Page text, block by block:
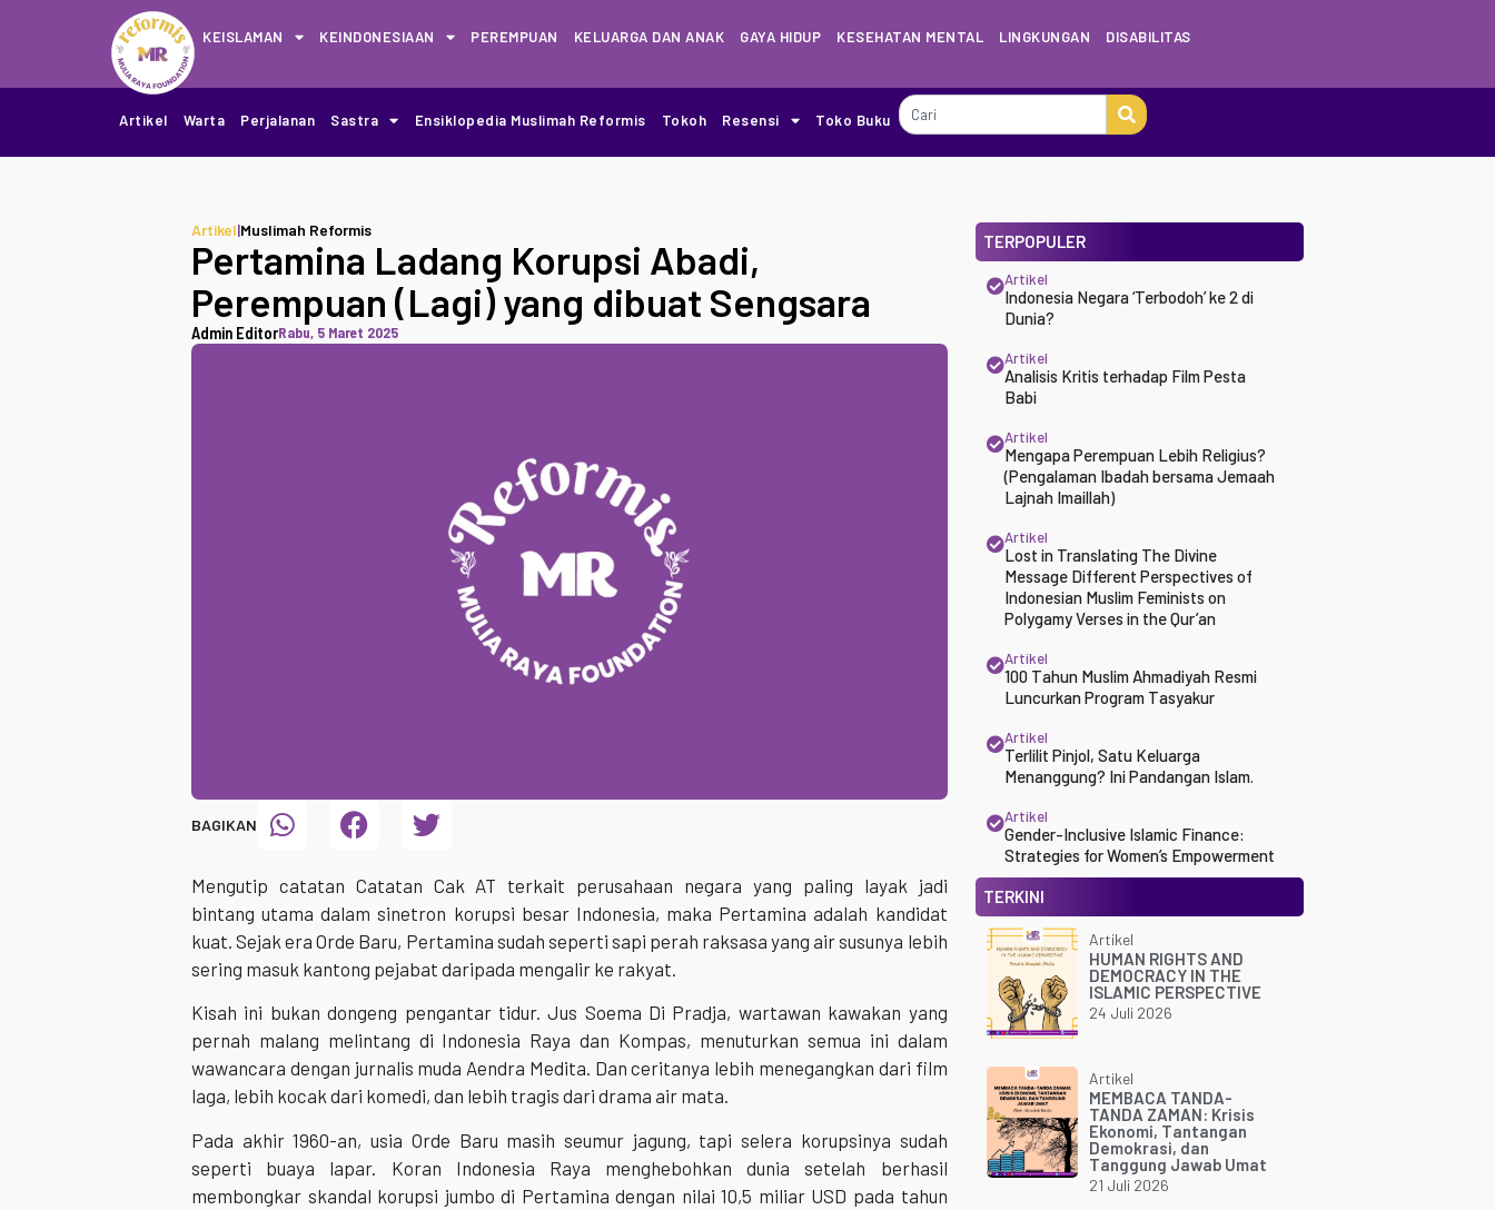
KEISLAMAN KEINDONESIAAN PEREMPUAN KELUARGA DAN ANAK GAYA HIDUP KESEHATAN MENTAL LINGKUNGAN DISABILITAS
Artikel Warta Perjalanan Sastra Ensiklopedia Muslimah Reformis Tokoh Resensi Toko Buku
Artikel|Muslimah Reformis
Pertamina Ladang Korupsi Abadi,
Perempuan (Lagi) yang dibuat Sengsara
Admin EditorRabu, 5 Maret 2025
BAGIKAN
Mengutip catatan Catatan Cak AT terkait perusahaan negara yang paling layak jadi
bintang utama dalam sinetron korupsi besar Indonesia, maka Pertamina adalah kandidat
kuat. Sejak era Orde Baru, Pertamina sudah seperti sapi perah raksasa yang air susunya lebih
sering masuk kantong pejabat daripada mengalir ke rakyat.
Kisah ini bukan dongeng pengantar tidur. Jus Soema Di Pradja, wartawan kawakan yang
pernah malang melintang di Indonesia Raya dan Kompas, menuturkan semua ini dalam
wawancara dengan jurnalis muda Aendra Medita. Dan ceritanya lebih menegangkan dari film
laga, lebih kocak dari komedi, dan lebih tragis dari drama air mata.
Pada akhir 1960-an, usia Orde Baru masih seumur jagung, tapi selera korupsinya sudah
seperti buaya lapar. Koran Indonesia Raya menghebohkan dunia setelah berhasil
membongkar skandal korupsi jumbo di Pertamina dengan nilai 10,5 miliar USD pada tahun
TERPOPULER
Artikel
Indonesia Negara ‘Terbodoh’ ke 2 di
Dunia?
Artikel
Analisis Kritis terhadap Film Pesta
Babi
Artikel
Mengapa Perempuan Lebih Religius?
(Pengalaman Ibadah bersama Jemaah
Lajnah Imaillah)
Artikel
Lost in Translating The Divine
Message Different Perspectives of
Indonesian Muslim Feminists on
Polygamy Verses in the Qur’an
Artikel
100 Tahun Muslim Ahmadiyah Resmi
Luncurkan Program Tasyakur
Artikel
Terlilit Pinjol, Satu Keluarga
Menanggung? Ini Pandangan Islam.
Artikel
Gender-Inclusive Islamic Finance:
Strategies for Women’s Empowerment
TERKINI
Artikel
HUMAN RIGHTS AND
DEMOCRACY IN THE
ISLAMIC PERSPECTIVE
24 Juli 2026
Artikel
MEMBACA TANDA-
TANDA ZAMAN: Krisis
Ekonomi, Tantangan
Demokrasi, dan
Tanggung Jawab Umat
21 Juli 2026